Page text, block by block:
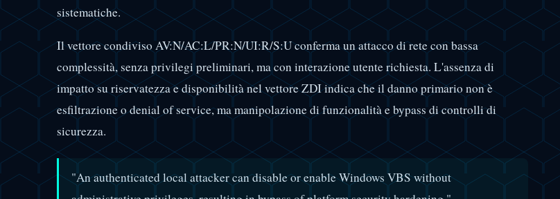
sistematiche.
Il vettore condiviso AV:N/AC:L/PR:N/UI:R/S:U conferma un attacco di rete con bassa
complessità, senza privilegi preliminari, ma con interazione utente richiesta. L'assenza di
impatto su riservatezza e disponibilità nel vettore ZDI indica che il danno primario non è
esfiltrazione o denial of service, ma manipolazione di funzionalità e bypass di controlli di
sicurezza.
"An authenticated local attacker can disable or enable Windows VBS without